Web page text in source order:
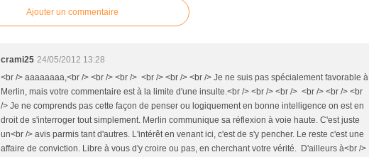
Ajouter un commentaire
crami25 24/05/2012 13:28
<br /> aaaaaaaa,<br /> <br /> <br /> <br /> <br /> <br /> Je ne suis pas spécialement favorable à
Merlin, mais votre commentaire est à la limite d'une insulte.<br /> <br /> <br /> <br /> <br /> <br
/> Je ne comprends pas cette façon de penser ou logiquement en bonne intelligence on est en
droit de s'interroger tout simplement. Merlin communique sa réflexion à voie haute. C'est juste
un<br /> avis parmis tant d'autres. L'intérêt en venant ici, c'est de s'y pencher. Le reste c'est une
affaire de conviction. Libre à vous d'y croire ou pas, en cherchant votre vérité. D'ailleurs à<br />